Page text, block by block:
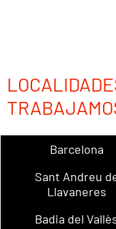
Barcelona
Sant Andreu
Llavaneres
Badia del